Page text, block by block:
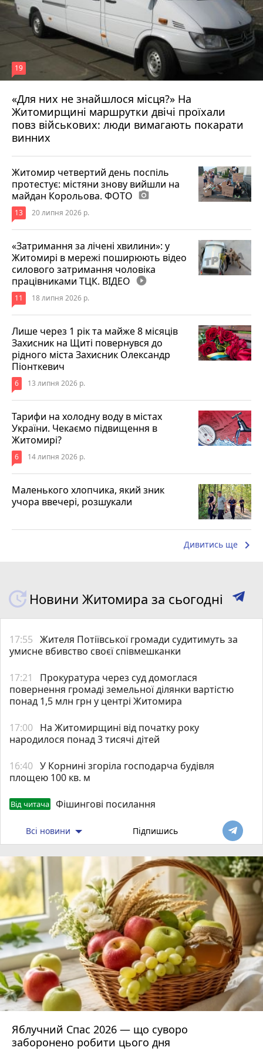
«Для них не знайшлося місця?» На
Житомирщині маршрутки двічі проїхали
повз військових: люди вимагають покарати
винних
19
17 липня 2026 р.
Житомир четвертий день поспіль
протестує: містяни знову вийшли на
майдан Корольова. ФОТО photo_camera
13 20 липня 2026 р.
«Затримання за лічені хвилини»: у
Житомирі в мережі поширюють відео
силового затримання чоловіка
працівниками ТЦК. ВІДЕО play_circle_filled
11 18 липня 2026 р.
Лише через 1 рік та майже 8 місяців
Захисник на Щиті повернувся до
рідного міста Захисник Олександр
Піонткевич
6 13 липня 2026 р.
Тарифи на холодну воду в містах
України. Чекаємо підвищення в
Житомирі?
6 14 липня 2026 р.
Маленького хлопчика, який зник
учора ввечері, розшукали
Дивитись ще keyboard_arrow_right
Новини Житомира за сьогодні
17:55 Жителя Потіївської громади судитимуть за
умисне вбивство своєї співмешканки
17:21
Прокуратура через суд домоглася
повернення громаді земельної ділянки вартістю
понад 1,5 млн грн у центрі Житомира
17:00 На Житомирщині від початку року
народилося понад 3 тисячі дітей
16:40 У Корнині згоріла господарча будівля
площею 100 кв. м
Від читача Фішингові посилання
Всі новини Підпишись
Яблучний Спас 2026 — що суворо
заборонено робити цього дня